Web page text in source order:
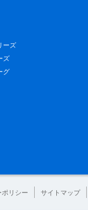
ーズ
ズ
グ
ポリシー サイトマップ